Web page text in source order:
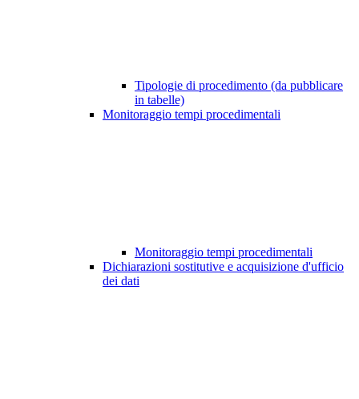
Tipologie di procedimento (da pubblicare
in tabelle)
Monitoraggio tempi procedimentali
Monitoraggio tempi procedimentali
Dichiarazioni sostitutive e acquisizione d'ufficio
dei dati